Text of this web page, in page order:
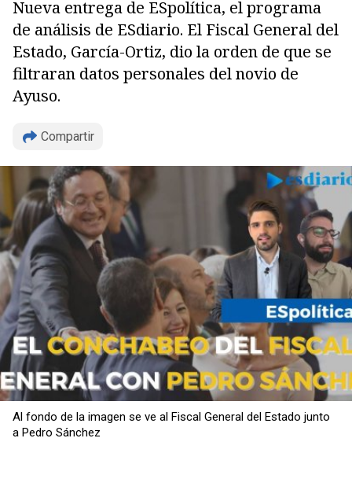
Nueva entrega de ESpolítica, el programa
de análisis de ESdiario. El Fiscal General del
Estado, García-Ortiz, dio la orden de que se
filtraran datos personales del novio de
Ayuso.
Compartir
Al fondo de la imagen se ve al Fiscal General del Estado junto
a Pedro Sánchez